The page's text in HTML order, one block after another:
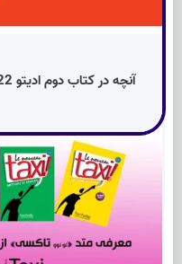
آنچه در کتاب دوم ادیتو 2022 (Edito A2 2022) می‌خوانیم